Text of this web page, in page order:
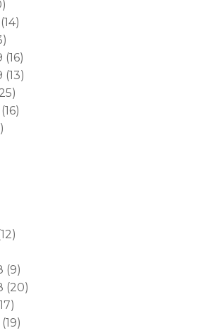
(14)
(16)
(13)
(16)
(9)
(20)
(19)